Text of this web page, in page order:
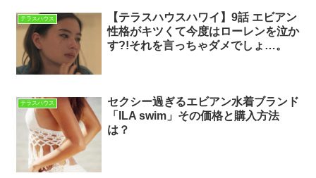
テラスハウス
【テラスハウスハワイ】9話 エビアン
性格がキツくて今度はローレンを泣か
す?!それを言っちゃダメでしょ…。
テラスハウス
セクシー過ぎるエビアン水着ブランド
「ILA swim」その価格と購入方法
は？